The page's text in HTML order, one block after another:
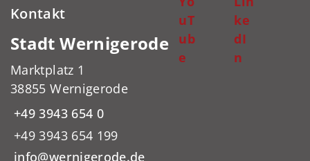
uT
ub
e
ke
dI
n
Kontakt
Stadt Wernigerode
Marktplatz 1
38855 Wernigerode
+49 3943 654 0
+49 3943 654 199
info@wernigerode.de